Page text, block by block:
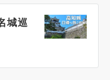
城巡